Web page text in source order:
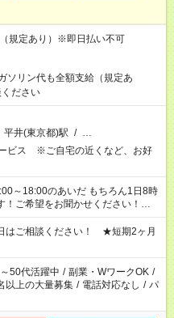
規定あり）※即日払い不可
リン代も全額支給（規定あ
ださい
平井(東京都)駅 / …
ビス ※ご自宅の近くなど、お好
～18:00のあいだ もちろん1日8時
！ご希望をお聞かせください！★家
も遠慮なくご相談ください。 ※
要です
はご相談ください！ ★短期2ヶ月
50代活躍中 / 副業・WワークOK /
以上の大量募集 / 電話対応なし / パ